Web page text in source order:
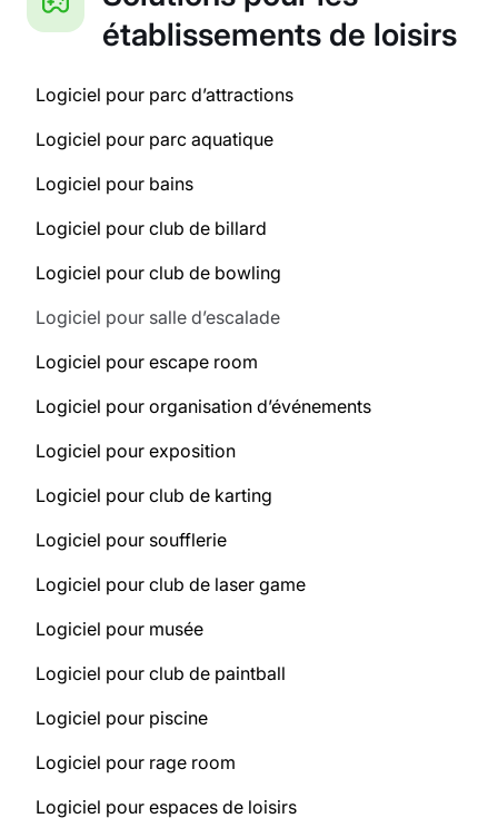
établissements de loisirs
Logiciel pour parc d’attractions
Logiciel pour parc aquatique
Logiciel pour bains
Logiciel pour club de billard
Logiciel pour club de bowling
Logiciel pour salle d’escalade
Logiciel pour escape room
Logiciel pour organisation d’événements
Logiciel pour exposition
Logiciel pour club de karting
Logiciel pour soufflerie
Logiciel pour club de laser game
Logiciel pour musée
Logiciel pour club de paintball
Logiciel pour piscine
Logiciel pour rage room
Logiciel pour espaces de loisirs